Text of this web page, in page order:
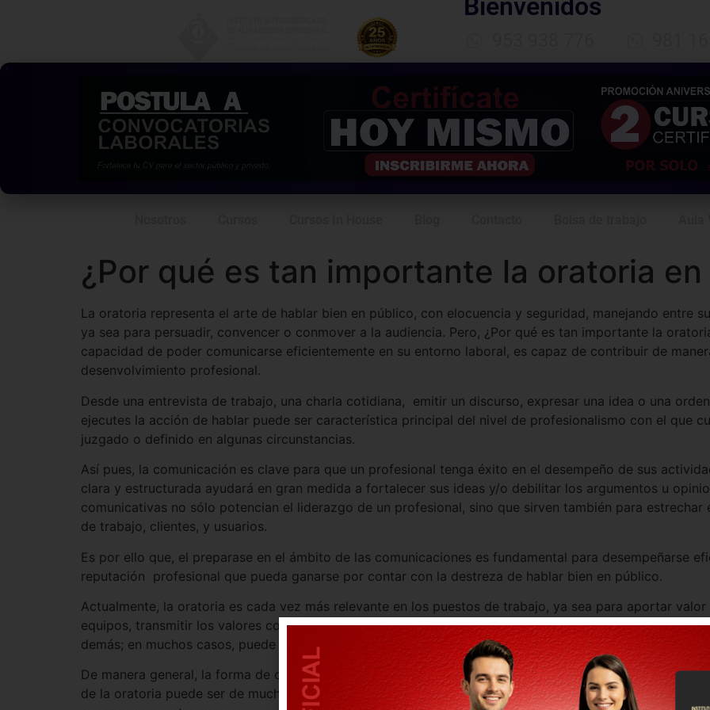
Bienvenidos
¿Por qué es tan importante la oratoria
La oratoria representa el arte de hablar bien en público, con elocuencia y seguridad, manejando entre
ya sea para persuadir, convencer o conmover a la audiencia. Pero, ¿Por qué es tan importante la
capacidad de poder comunicarse eficientemente en su entorno laboral, es capaz de contribuir de
desenvolvimiento profesional.
Desde una entrevista de trabajo, una charla cotidiana, emitir un discurso, expresar una idea o una
ejecutes la acción de hablar puede ser característica principal del nivel de profesionalismo con el que
juzgado o definido en algunas circunstancias.
Así pues, la comunicación es clave para que un profesional tenga éxito en el desempeño de sus
clara y estructurada ayudará en gran medida a fortalecer sus ideas y/o debilitar los argumentos u
comunicativas no sólo potencian el liderazgo de un profesional, sino que sirven también para
de trabajo, clientes, y usuarios.
Es por ello que, el preparase en el ámbito de las comunicaciones es fundamental para desempeñarse
reputación profesional que pueda ganarse por contar con la destreza de hablar bien en público.
Actualmente, la oratoria es cada vez más relevante en los puestos de trabajo, ya sea para aportar
equipos, transmitir los valores corporativos. Gracias a la expresión adecuada de ideas, transmitir
demás; en muchos casos, puede ser hasta más importante que los conocimientos que posea un
De manera general, la forma de comunicarnos determinará cómo nos califican y valoran nuestros
de la oratoria puede ser de mucho apoyo para abrirnos oportunidades profesionales y mejoras,